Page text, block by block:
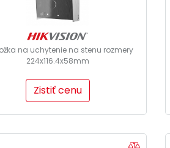
na uchytenie na stenu rozmery
224x116.4x58mm
Zistiť cenu